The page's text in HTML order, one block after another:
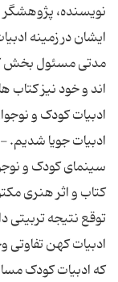
نویسنده، پژوهشگر
ایشان در زمینه
مدتی مسئول بخش
اند و خود نیز کتاب
ادبیات کودک و
ادبیات جویا شدیم.
سینمای کودک و
کتاب و اثر هنری
توقع نتیجه تربیتی
ادبیات کهن تفاوتی
که ادبیات کودک